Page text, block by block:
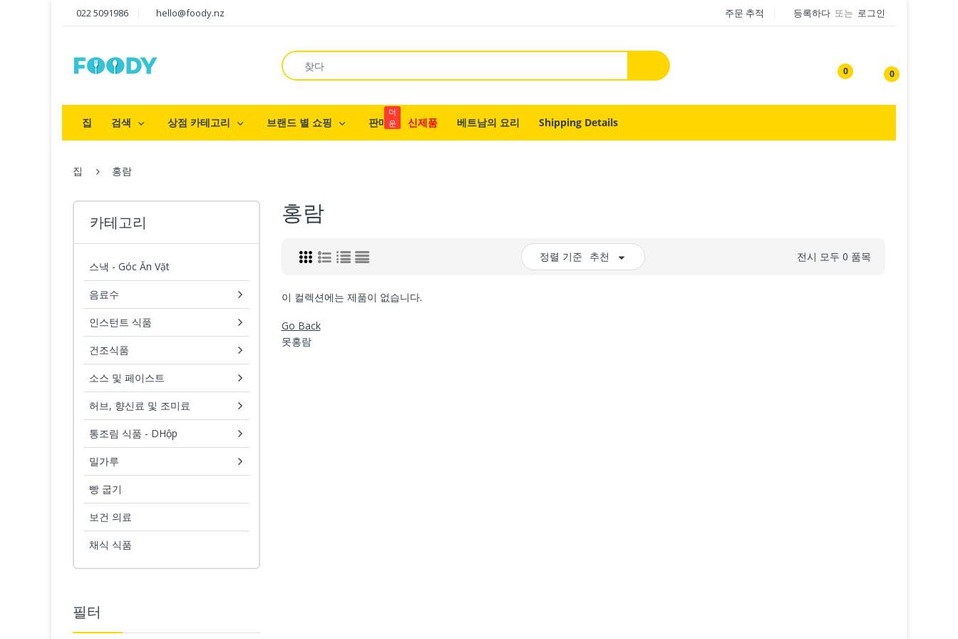
022 5091986 hello@foody.nz 주문 추적 등록하다 또는 로그인
0 0
집 검색 상점 카테고리 브랜드 별 쇼핑 판매
더
운
신제품 베트남의 요리 Shipping Details
집 홍람
카테고리
스낵 - Góc Ăn Vặt
음료수
인스턴트 식품
건조식품
소스 및 페이스트
허브, 향신료 및 조미료
통조림 식품 - DHộp
밀가루
빵 굽기
보건 의료
채식 식품
필터
홍람
정렬 기준 추천 전시 모두 0 품목
이 컬렉션에는 제품이 없습니다.
Go Back
못홍람